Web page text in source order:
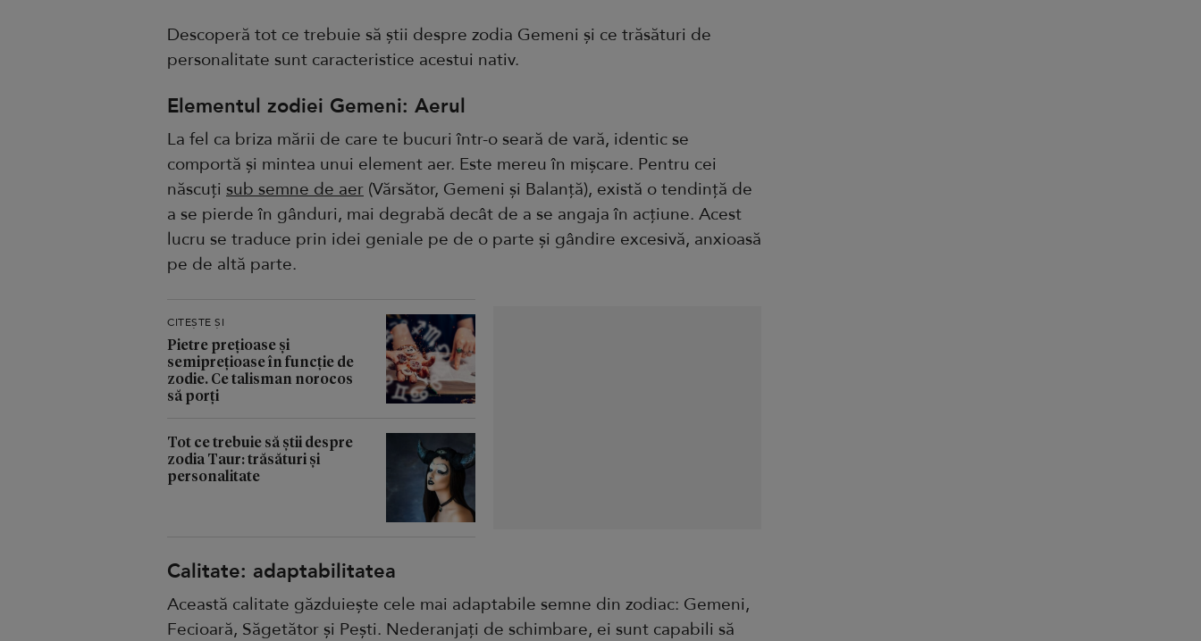
Descoperă tot ce trebuie să știi despre zodia Gemeni și ce trăsături de
personalitate sunt caracteristice acestui nativ.
Elementul zodiei Gemeni: Aerul
La fel ca briza mării de care te bucuri într-o seară de vară, identic se
comportă și mintea unui element aer. Este mereu în mișcare. Pentru cei
născuți sub semne de aer (Vărsător, Gemeni și Balanță), există o tendință de
a se pierde în gânduri, mai degrabă decât de a se angaja în acțiune. Acest
lucru se traduce prin idei geniale pe de o parte și gândire excesivă, anxioasă
pe de altă parte.
CITEȘTE ȘI
Pietre prețioase și
semiprețioase în funcție de
zodie. Ce talisman norocos
să porți
Tot ce trebuie să știi despre
zodia Taur: trăsături și
personalitate
Calitate: adaptabilitatea
Această calitate găzduiește cele mai adaptabile semne din zodiac: Gemeni,
Fecioară, Săgetător și Pești. Nederanjați de schimbare, ei sunt capabili să